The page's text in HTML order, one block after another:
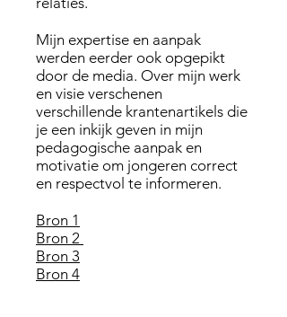
Mijn expertise en aanpak
werden eerder ook opgepikt
door de media. Over mijn werk
en visie verschenen
verschillende krantenartikels die
je een inkijk geven in mijn
pedagogische aanpak en
motivatie om jongeren correct
en respectvol te informeren.
Bron 1
Bron 2
Bron 3
Bron 4